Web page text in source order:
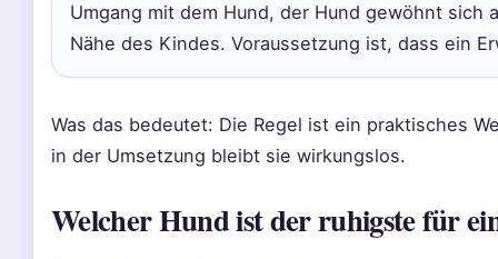
Umgang mit dem Hund, der Hund gewöhnt sich
Nähe des Kindes. Voraussetzung ist, dass ein
Was das bedeutet: Die Regel ist ein praktisches
in der Umsetzung bleibt sie wirkungslos.
Welcher Hund ist der ruhigste für